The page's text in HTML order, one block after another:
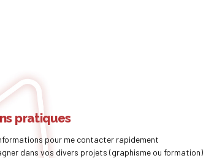
pratiques
pour me contacter rapidement
dans vos divers projets (graphisme ou formation) :